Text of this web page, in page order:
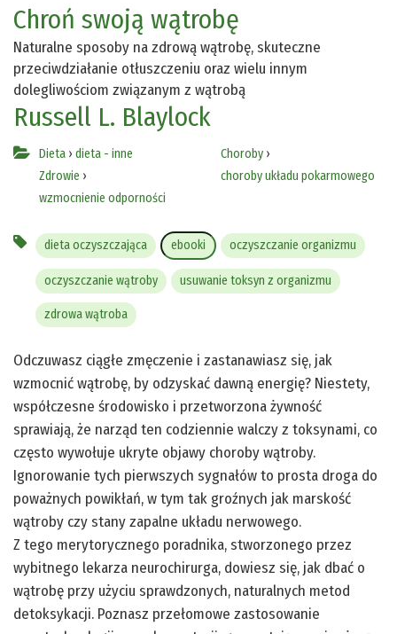
Chroń swoją wątrobę
Naturalne sposoby na zdrową wątrobę, skuteczne
przeciwdziałanie otłuszczeniu oraz wielu innym
dolegliwościom związanym z wątrobą
Russell L. Blaylock
Dieta › dieta - inne
Zdrowie ›
wzmocnienie odporności
Choroby›
choroby układu pokarmowego
dieta oczyszczająca ebooki oczyszczanie organizmu
oczyszczanie wątroby usuwanie toksyn z organizmu
zdrowa wątroba
Odczuwasz ciągłe zmęczenie i zastanawiasz się, jak
wzmocnić wątrobę, by odzyskać dawną energię? Niestety,
współczesne środowisko i przetworzona żywność
sprawiają, że narząd ten codziennie walczy z toksynami, co
często wywołuje ukryte objawy choroby wątroby.
Ignorowanie tych pierwszych sygnałów to prosta droga do
poważnych powikłań, w tym tak groźnych jak marskość
wątroby czy stany zapalne układu nerwowego.
Z tego merytorycznego poradnika, stworzonego przez
wybitnego lekarza neurochirurga, dowiesz się, jak dbać o
wątrobę przy użyciu sprawdzonych, naturalnych metod
detoksykacji. Poznasz przełomowe zastosowanie